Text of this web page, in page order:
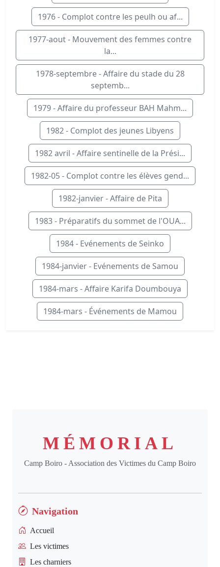
1976 - Complot contre les peulh ou af...
1977-aout - Mouvement des femmes contre
la...
1978-septembre - Affaire du stade du 28
septemb...
1979 - Affaire du professeur BAH Mahm...
1982 - Complot des jeunes Libyens
1982 avril - Affaire sentinelle de la Prési...
1982-05 - Complot contre les élèves gend...
1982-janvier - Affaire de Pita
1983 - Préparatifs du sommet de l'OUA...
1984 - Evénements de Seinko
1984-janvier - Evénements de Samou
1984-mars - Affaire Karifa Doumbouya
1984-mars - Événements de Mamou
MÉMORIAL
Camp Boiro - Association des Victimes du Camp Boiro
Navigation
Accueil
Les victimes
Les charniers